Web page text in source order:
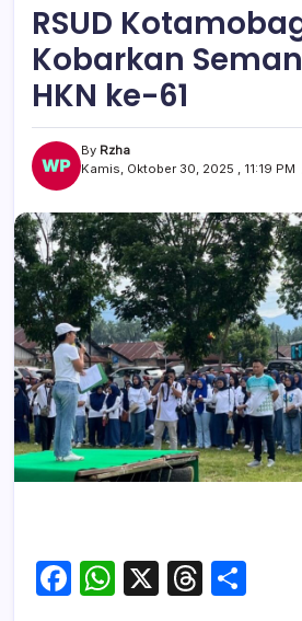
RSUD
Kobarkan
HKN ke-61
By Rzha
Kamis, Oktober 30, 2025 , 11:19 PM
F
W X
T